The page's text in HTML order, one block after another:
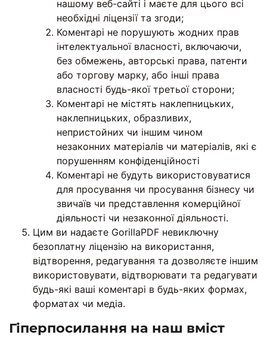
нашому веб-сайті і маєте для цього всі
необхідні ліцензії та згоди;
Коментарі не порушують жодних прав
інтелектуальної власності, включаючи,
без обмежень, авторські права, патенти
або торгову марку, або інші права
власності будь-якої третьої сторони;
Коментарі не містять наклепницьких,
наклепницьких, образливих,
непристойних чи іншим чином
незаконних матеріалів чи матеріалів, які є
порушенням конфіденційності
Коментарі не будуть використовуватися
для просування чи просування бізнесу чи
звичаїв чи представлення комерційної
діяльності чи незаконної діяльності.
Цим ви надаєте GorillaPDF невиключну
безоплатну ліцензію на використання,
відтворення, редагування та дозволяєте іншим
використовувати, відтворювати та редагувати
будь-які ваші коментарі в будь-яких формах,
форматах чи медіа.
Гіперпосилання на наш вміст